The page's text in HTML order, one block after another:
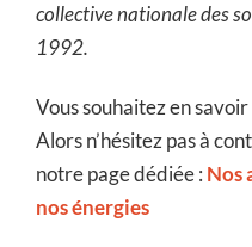
collective nationale des
1992.
Vous souhaitez en
Alors n’hésitez pas à
notre page dédiée : Nos
nos énergies